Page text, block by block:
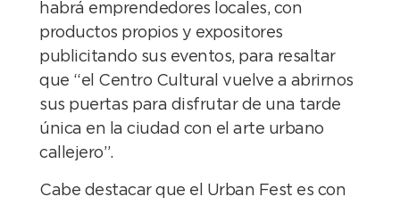
habrá emprendedores locales, con
productos propios y expositores
publicitando sus eventos, para resaltar
que “el Centro Cultural vuelve a abrirnos
sus puertas para disfrutar de una tarde
única en la ciudad con el arte urbano
callejero”.
Cabe destacar que el Urban Fest es con